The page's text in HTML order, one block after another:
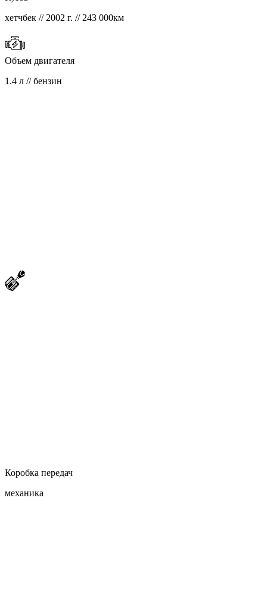
хетчбек // 2002 г. // 243 000км
Объем двигателя
1.4 л // бензин
Коробка передач
механика